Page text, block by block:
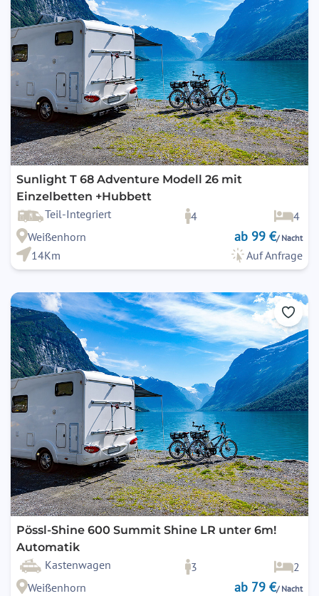
Sunlight T 68 Adventure Modell 26 mit
Einzelbetten +Hubbett
Teil-Integriert 4
4
Weißenhorn
ab 99 €/ Nacht
14Km Auf Anfrage
Pössl-Shine 600 Summit Shine LR unter 6m!
Automatik
Kastenwagen 3
2
Weißenhorn
ab 79 €/ Nacht